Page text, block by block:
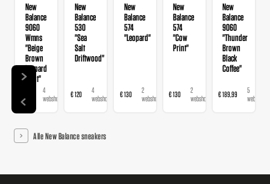
New
Balance
9060
Wmns
"Beige
Brown
Leopard
Print"
4
webshops
New
Balance
530
"Sea
Salt
Driftwood"
€ 120
4
webshops
New
Balance
574
"Leopard"
€ 130
2
webshops
New
Balance
574
"Cow
Print"
€ 130
2
webshops
New
Balance
9060
"Thunder
Brown
Black
Coffee"
€ 189,99
5
webshops
Alle New Balance sneakers